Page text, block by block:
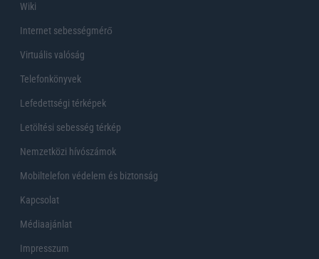
Wiki
Internet sebességmérő
Virtuális valóság
Telefonkönyvek
Lefedettségi térképek
Letöltési sebesség térkép
Nemzetközi hívószámok
Mobiltelefon védelem és biztonság
Kapcsolat
Médiaajánlat
Impresszum